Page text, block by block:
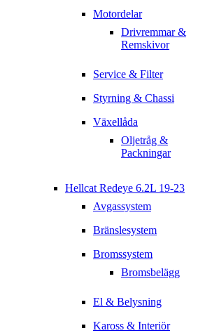
Motordelar
Drivremmar &
Remskivor
Service & Filter
Styrning & Chassi
Växellåda
Oljetråg &
Packningar
Hellcat Redeye 6.2L 19-23
Avgassystem
Bränslesystem
Bromssystem
Bromsbelägg
El & Belysning
Kaross & Interiör